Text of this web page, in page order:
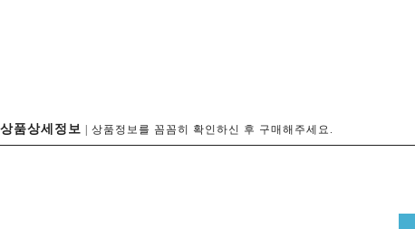
상품상세정보 | 상품정보를 꼼꼼히 확인하신 후 구매해주세요.